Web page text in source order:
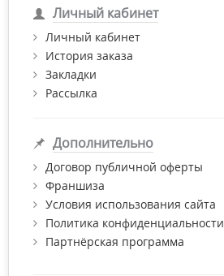
Личный кабинет
Личный кабинет
История заказа
Закладки
Рассылка
Дополнительно
Договор публичной оферты
Франшиза
Условия использования сайта
Политика конфиденциальности
Партнёрская программа